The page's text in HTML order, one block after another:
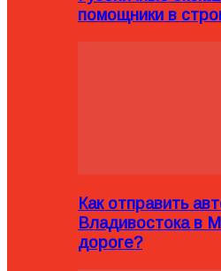
помощники в
Как отправить
Владивостока в
дороге?